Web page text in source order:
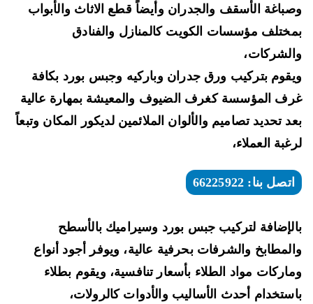
وورق
جدران
الأسقف والجدران وأيضاً قطع الاثاث والأبواب
مؤسسات الكويت كالمنازل والفنادق
بتركيب ورق جدران وباركيه وجبس بورد بكافة
المؤسسة كغرف الضيوف والمعيشة بمهارة عالية
تحديد تصاميم والألوان الملائمين لديكور المكان وتبعاً
العملاء،
اتصل بنا: 66225922
لتركيب جبس بورد وسيراميك بالأسطح
والشرفات بحرفية عالية، ويوفر أجود أنواع
مواد الطلاء بأسعار تنافسية، ويقوم بطلاء
أحدث الأساليب والأدوات كالرولات،